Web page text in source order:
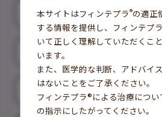
フィンテプラ®の副作
発作が起こった
本サイトはフィンテプラ®の適正
する情報を提供し、フィンテプ
いて正しく理解していただくこ
います。
また、医学的な判断、アドバイ
はないことをご了承ください。
フィンテプラ®による治療につ
の指示にしたがってください。